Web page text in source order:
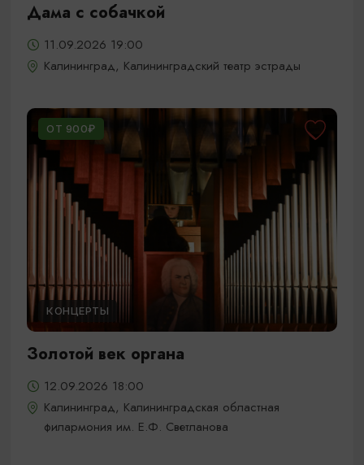
Дама с собачкой
11.09.2026 19:00
Калининград, Калининградский театр эстрады
ОТ 900₽
КОНЦЕРТЫ
Золотой век органа
12.09.2026 18:00
Калининград, Калининградская областная
филармония им. Е.Ф. Светланова